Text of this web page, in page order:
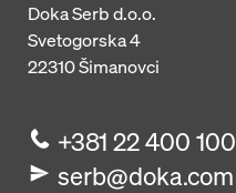
Doka Serb d.o.o.
Svetogorska 4
22310Šimanovci
+381 22 400 100
serb@doka.com